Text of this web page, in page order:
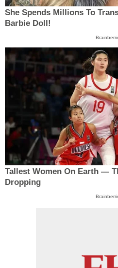
She Spends Millions To
Barbie Doll!
Tallest Women On Earth —
Dropping